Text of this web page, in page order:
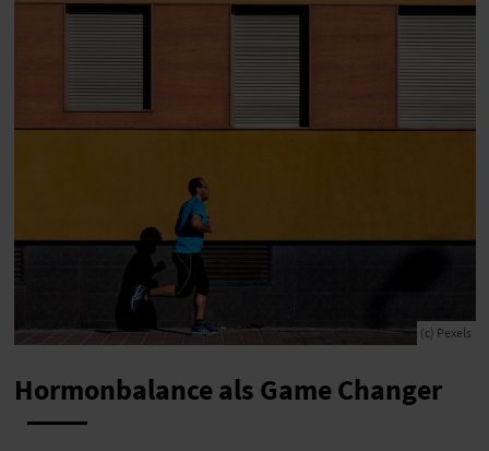
(c) Pexels
Hormonbalance als Game Changer